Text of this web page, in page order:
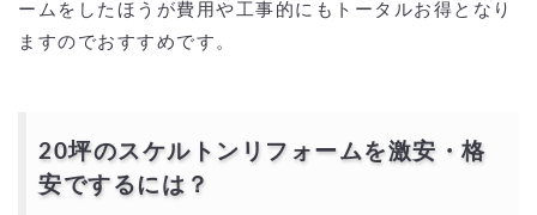
ームをしたほうが費用や工事的にもトータルお得となり
ますのでおすすめです。
20坪のスケルトンリフォームを激安・格
安でするには？